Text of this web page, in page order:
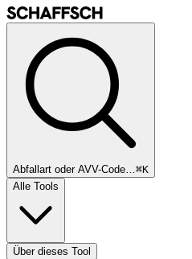
Abfallart oder AVV-Code…⌘K
Alle Tools
Über dieses Tool